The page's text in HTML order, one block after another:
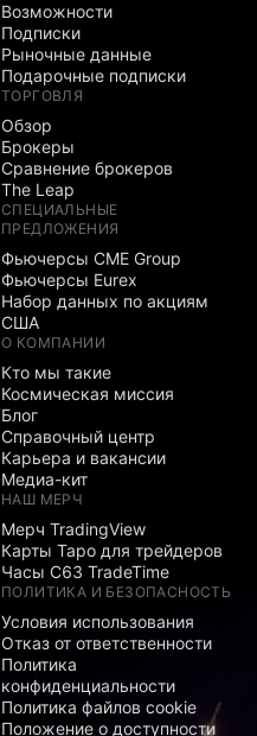
Возможности
Подписки
Рыночные данные
Подарочные подписки
ТОРГОВЛЯ
Обзор
Брокеры
Сравнение брокеров
The Leap
СПЕЦИАЛЬНЫЕ
ПРЕДЛОЖЕНИЯ
Фьючерсы CME Group
Фьючерсы Eurex
Набор данных по акциям
США
О КОМПАНИИ
Кто мы такие
Космическая миссия
Блог
Справочный центр
Карьера и вакансии
Медиа-кит
НАШ МЕРЧ
Мерч TradingView
Карты Таро для трейдеров
Часы C63 TradeTime
ПОЛИТИКА И БЕЗОПАСНОСТЬ
Условия использования
Отказ от ответственности
Политика
конфиденциальности
Политика файлов cookie
Положение о доступности